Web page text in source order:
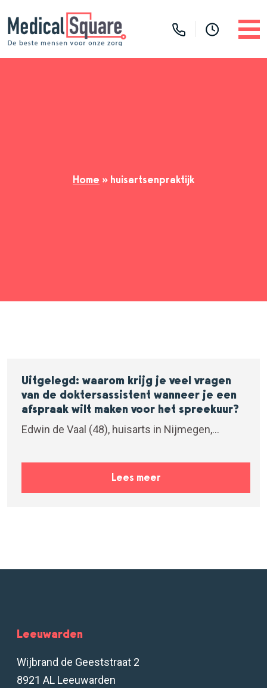
Home » huisartsenpraktijk
Uitgelegd: waarom krijg je veel vragen
van de doktersassistent wanneer je een
afspraak wilt maken voor het spreekuur?
Edwin de Vaal (48), huisarts in Nijmegen,...
Lees meer
Leeuwarden
Wijbrand de Geeststraat 2
8921 AL Leeuwarden